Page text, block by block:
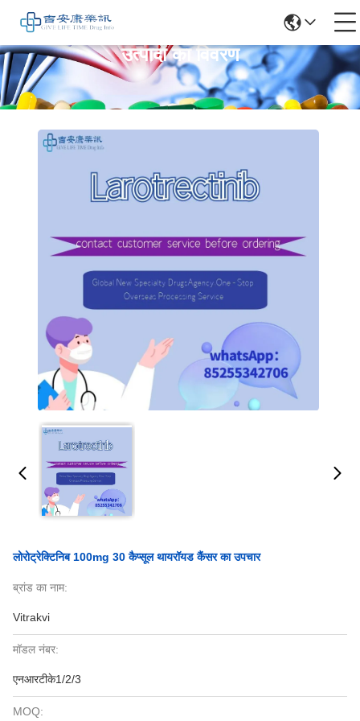
उत्पादों का विवरण
लोरोट्रेक्टिनिब 100mg 30 कैप्सूल थायरॉयड कैंसर का उपचार
ब्रांड का नाम:
Vitrakvi
मॉडल नंबर:
एनआरटीके1/2/3
MOQ: